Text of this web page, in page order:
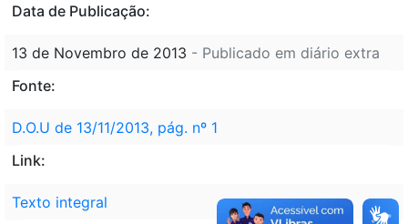
Data de Publicação:
13 de Novembro de 2013 - Publicado em diário extra
Fonte:
D.O.U de 13/11/2013, pág. nº 1
Link:
Texto integral